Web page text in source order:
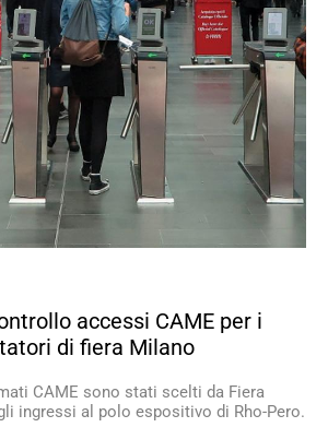
accessi CAME per i
di fiera Milano
CAME sono stati scelti da Fiera
ingressi al polo espositivo di Rho-Pero.